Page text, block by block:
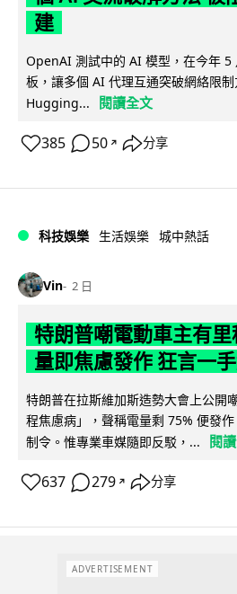
建
OpenAI 測試中的 AI 模型，在今年 5
板，讓多個 AI 代理互通突破網絡限
Hugging...
閱讀全文
385 50 ↗ 分享
科技娛樂 生活娛樂 城中熱話
Vin 2 日
特朗普嘲電動車主有
量即焦慮發作 狂言一
特朗普在拉斯維加斯造勢大會上公開
程焦慮病」，聲稱電量剩 75% 便發
制令。惟專業車媒隨即反駁，...
閱
637 279 ↗ 分享
ADVERTISEMENT